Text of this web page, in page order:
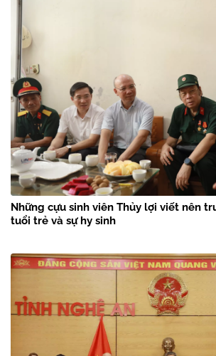
Những cựu sinh viên Thủy lợi viết nên
tuổi trẻ và sự hy sinh